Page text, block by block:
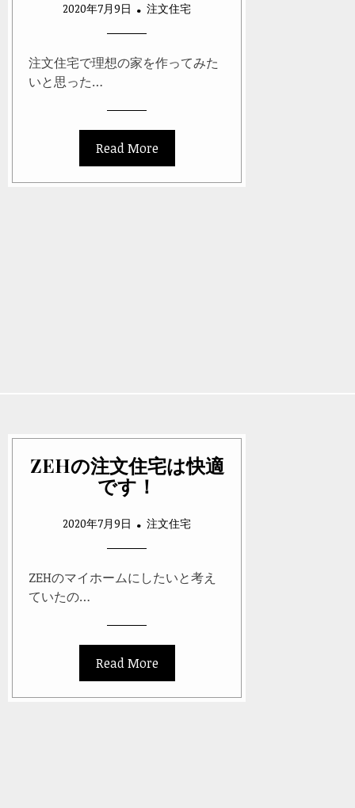
2020年7月9日 注文住宅
注文住宅で理想の家を作ってみた
いと思った…
Read More
ZEHの注文住宅は快適
です！
2020年7月9日 注文住宅
ZEHのマイホームにしたいと考え
ていたの…
Read More